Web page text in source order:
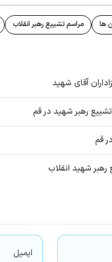
ها مراسم تشییع رهبر انقلاب
آقای شهید
رهبر شهید در قم
قم
شهید انقلاب